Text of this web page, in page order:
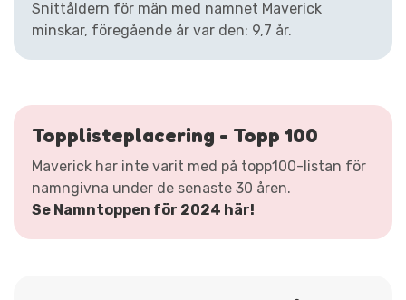
Snittåldern för män med namnet Maverick
minskar, föregående år var den: 9,7 år.
Topplisteplacering - Topp 100
Maverick har inte varit med på topp100-listan för
namngivna under de senaste 30 åren.
Se Namntoppen för 2024 här!